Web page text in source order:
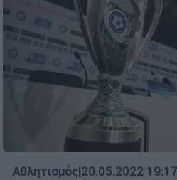
Αθλητισμός|20.05.2022 19:17